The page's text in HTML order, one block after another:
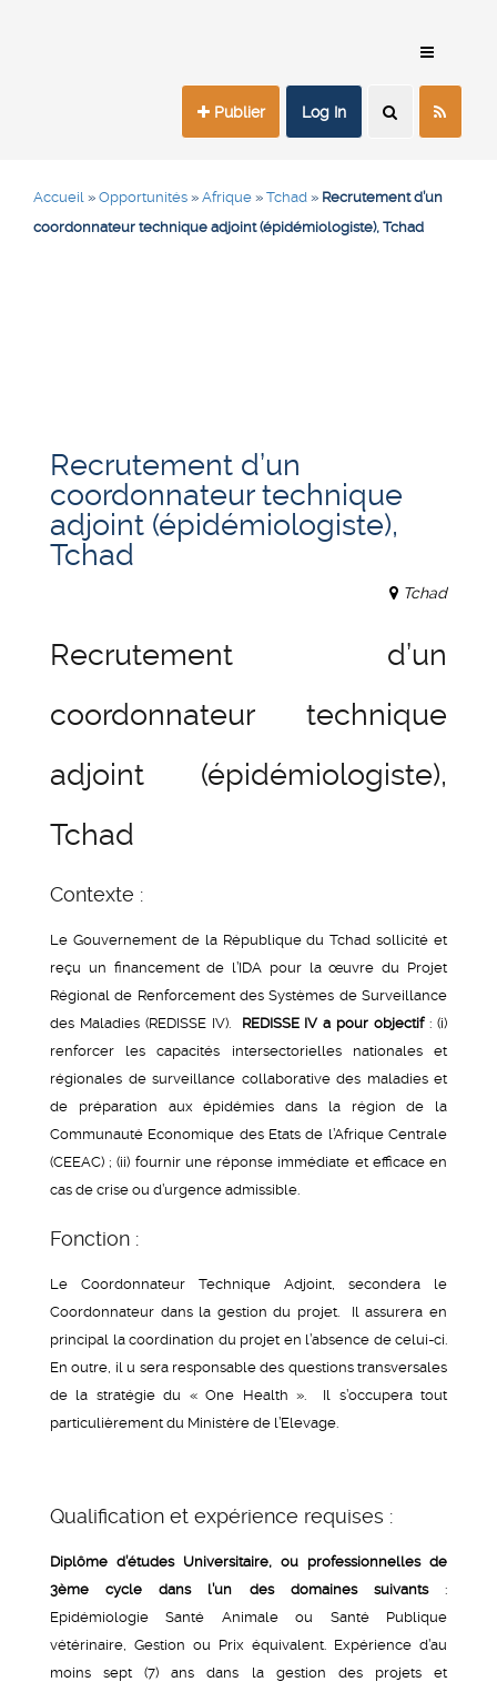
Publier Log In
Accueil » Opportunités » Afrique » Tchad » Recrutement d’un
coordonnateur technique adjoint (épidémiologiste), Tchad
Recrutement d’un
coordonnateur technique
adjoint (épidémiologiste),
Tchad
Tchad
Recrutement d’un
coordonnateur technique
adjoint (épidémiologiste),
Tchad
Contexte :
Le Gouvernement de la République du Tchad sollicité et
reçu un financement de l’IDA pour la œuvre du Projet
Régional de Renforcement des Systèmes de Surveillance
des Maladies (REDISSE IV). REDISSE IV a pour objectif: (i)
renforcer les capacités intersectorielles nationales et
régionales de surveillance collaborative des maladies et
de préparation aux épidémies dans la région de la
Communauté Economique des Etats de l’Afrique Centrale
(CEEAC) ; (ii) fournir une réponse immédiate et efficace en
cas de crise ou d’urgence admissible.
Fonction :
Le Coordonnateur Technique Adjoint, secondera le
Coordonnateur dans la gestion du projet. Il assurera en
principal la coordination du projet en l’absence de celui-ci.
En outre, il u sera responsable des questions transversales
de la stratégie du « One Health ». Il s’occupera tout
particulièrement du Ministère de l’Elevage.
Qualification et expérience requises :
Diplôme d’études Universitaire, ou professionnelles de
3ème cycle dans l’un des domaines suivants:
Epidémiologie Santé Animale ou Santé Publique
vétérinaire, Gestion ou Prix équivalent. Expérience d’au
moins sept (7) ans dans la gestion des projets et